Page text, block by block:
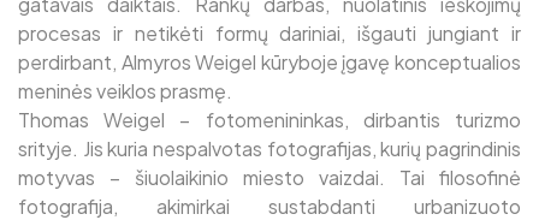
procesas ir netikėti formų dariniai, išgauti jungiant ir
perdirbant, Almyros Weigel kūryboje įgavę konceptualios
meninės veiklos prasmę.
Thomas Weigel – fotomenininkas, dirbantis turizmo
srityje. Jis kuria nespalvotas fotografijas, kurių pagrindinis
motyvas – šiuolaikinio miesto vaizdai. Tai filosofinė
fotografija, akimirkai sustabdanti urbanizuoto